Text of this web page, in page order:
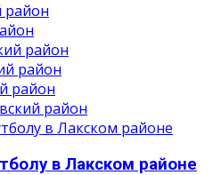
район
район
район
район
район
в Лакском районе